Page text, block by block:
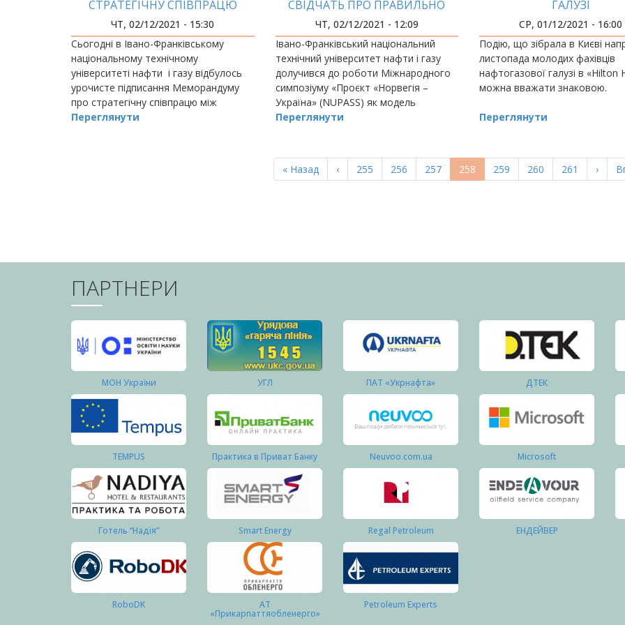
СТРАТЕГІЧНУ СПІВПРАЦЮ
ЗАДЛЯ ЧИСТОГО ПОВІТРЯ І
ДОВКІЛЛЯ
ЧТ, 02/12/2021 - 15:30
Сьогодні в Івано-Франківському
національному технічному
університеті нафти і газу відбулось
урочисте підписання Меморандуму
про стратегічну співпрацю між
ІФНТУНГ, чеською неурядовою
Переглянути
СВІДЧАТЬ ПРО ПРАВИЛЬНО
ОБРАНИЙ ШЛЯХ!»
ЧТ, 02/12/2021 - 12:09
Івано-Франківський національний
технічний університет нафти і газу
долучився до роботи Міжнародного
симпозіуму «Проєкт «Норвегія –
Україна» (NUPASS) як модель
соціальної та професійної адаптації
Переглянути
ГАЛУЗІ
СР, 01/12/2021 - 16:00
Подію, що зібрала в Києві
листопада молодих фахівців
нафтогазової галузі в «Hilton
можна вважати знаковою.
Переглянути
Перша
сторінка
« Назад
Попередня
сторінка
‹ Page
255 Page
256 Page
257
Поточна
сторінка
258 Page
259 Page
260 Page
261 ›
ПАРТНЕРИ
МОН України УГЛ ПАТ «Укрнафта» ДТЕК
TEMPUS Практика в Приват Банку Neuvoo.com.ua Microsoft
Готель “Надія” Smart Energy Regal Petroleum ЕНДЕЙВЕР
RoboDK АТ
«Прикарпаттяобленерго»
Petroleum Experts